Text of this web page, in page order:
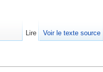
Lire Voir le texte source